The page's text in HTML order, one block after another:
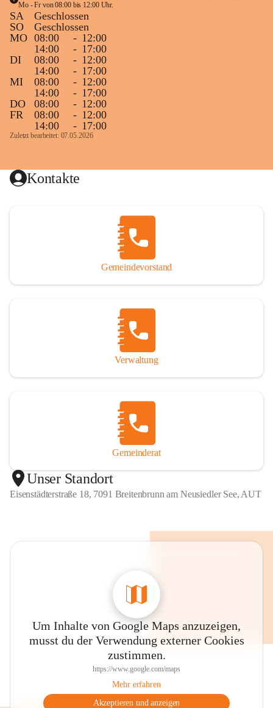
Mo - Fr von 08:00 bis 12:00 Uhr.
SA
Geschlossen
SO
Geschlossen
MO 08:00 - 12:00
14:00
- 17:00
DI
08:00 - 12:00
14:00
- 17:00
MI
08:00 - 12:00
14:00
- 17:00
DO
08:00 - 12:00
FR
08:00 - 12:00
14:00
- 17:00
Zuletzt bearbeitet: 07.05.2026
Kontakte
Gemeindevorstand
Verwaltung
Gemeinderat
Unser Standort
Eisenstädterstraße 18, 7091 Breitenbrunn am Neusiedler See, AUT
Um Inhalte von Google Maps anzuzeigen,
musst du der Verwendung externer Cookies
zustimmen.
https://www.google.com/maps
Mehr erfahren
Akzeptieren und anzeigen